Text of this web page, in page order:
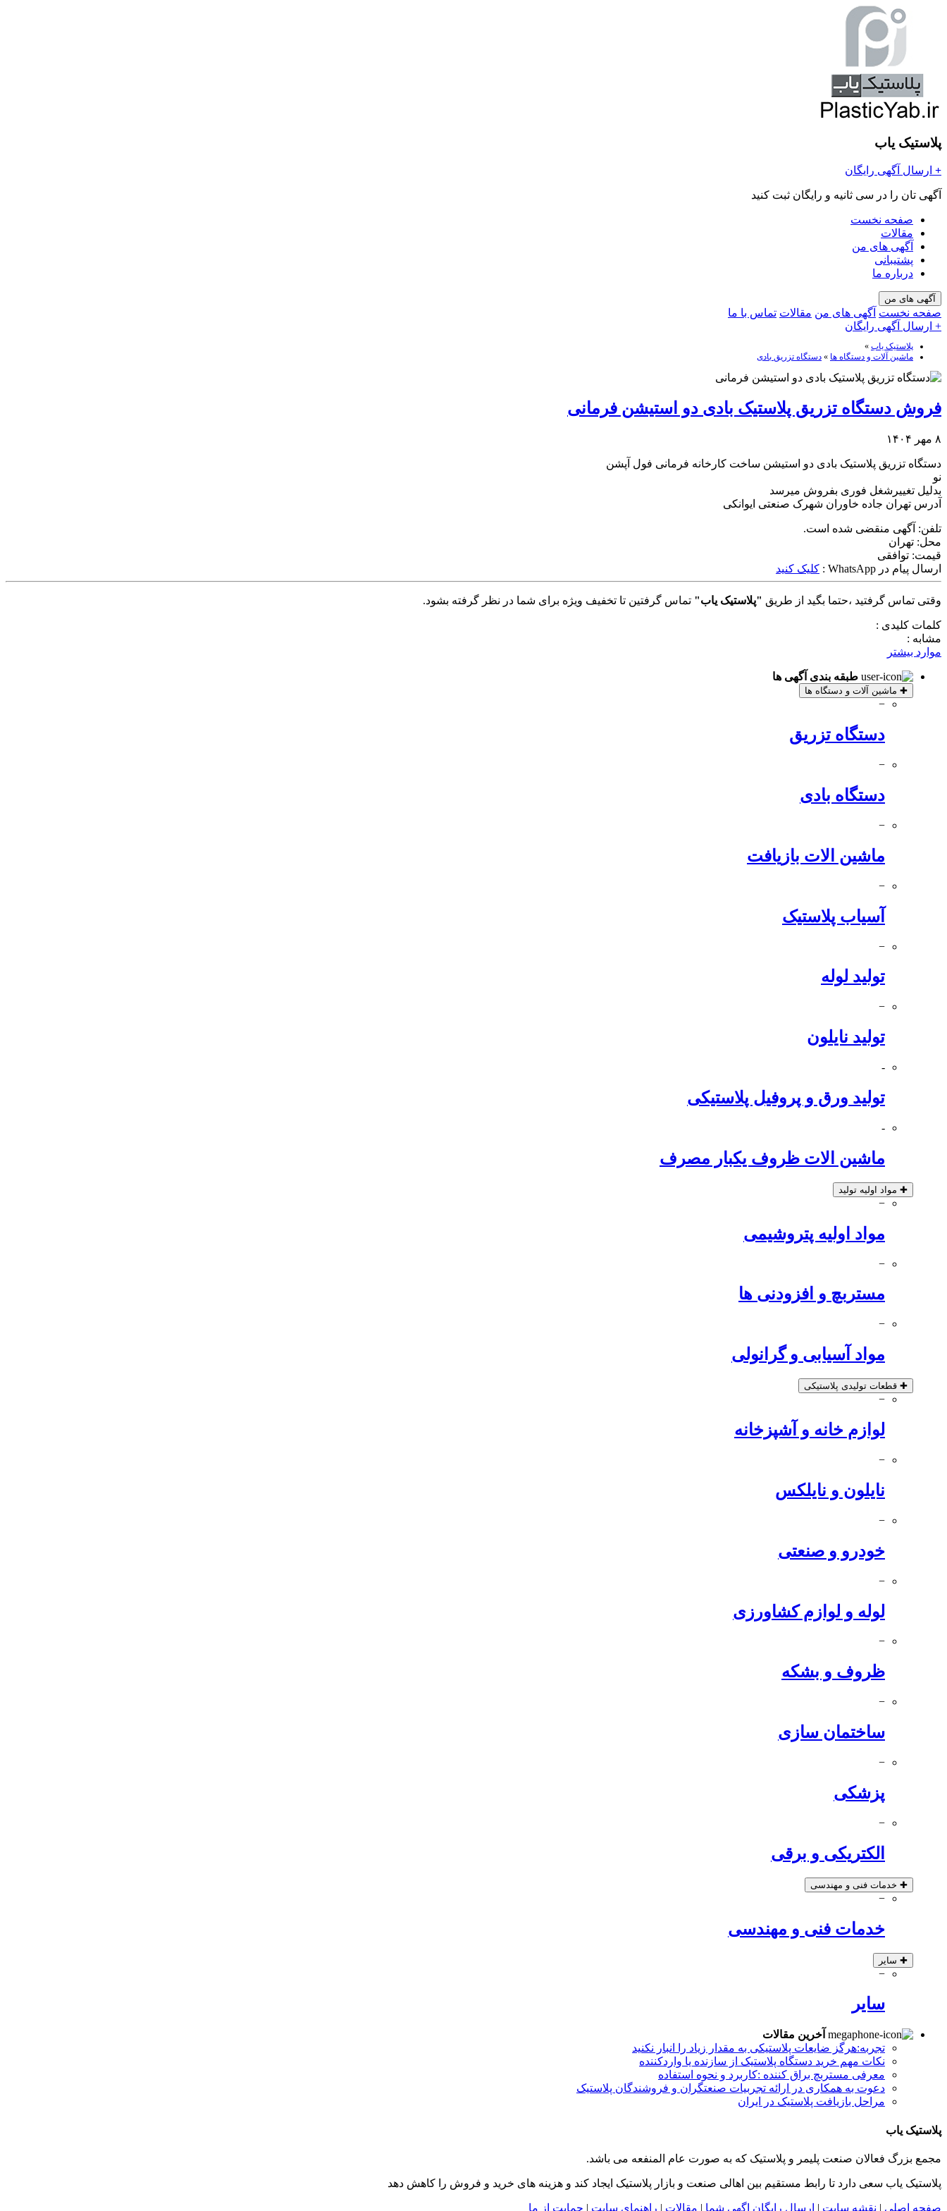
پلاستیک یاب
+ ارسال آگهی رایگان
آگهی تان را در سی ثانیه و رایگان ثبت کنید
صفحه نخست
مقالات
آگهی های من
پشتیبانی
درباره ما
آگهی های من
صفحه نخست آگهی های من مقالات تماس با ما
+ ارسال آگهی رایگان
پلاستیک یاب »
ماشین آلات و دستگاه ها » دستگاه تزریق بادی
فروش دستگاه تزریق پلاستیک بادی دو استیشن فرمانی
۸ مهر ۱۴۰۴
دستگاه تزریق پلاستیک بادی دو استیشن ساخت کارخانه فرمانی فول آپشن
نو
بدلیل تغییرشغل فوری بفروش میرسد
آدرس تهران جاده خاوران شهرک صنعتی ایوانکی
تلفن: آگهی منقضی شده است.
محل: تهران
قیمت: توافقی
ارسال پیام در WhatsApp :
کلیک کنید
وقتی تماس گرفتید ،حتما بگید از طریق "پلاستیک یاب" تماس گرفتین تا تخفیف ویژه برای شما در نظر گرفته بشود.
کلمات کلیدی :
مشابه :
موارد بیشتر
طبقه بندی آگهی ها
✚ ماشین آلات و دستگاه ها
−
دستگاه تزریق
−
دستگاه بادی
−
ماشین الات بازیافت
−
آسیاب پلاستیک
−
تولید لوله
−
تولید نایلون
-
تولید ورق و پروفیل پلاستیکی
-
ماشین الات ظروف یکبار مصرف
✚ مواد اولیه تولید
−
مواد اولیه پتروشیمی
−
مستربچ و افزودنی ها
−
مواد آسیابی و گرانولی
✚ قطعات تولیدی پلاستیکی
−
لوازم خانه و آشپزخانه
−
نایلون و نایلکس
−
خودرو و صنعتی
−
لوله و لوازم کشاورزی
−
ظروف و بشکه
−
ساختمان سازی
−
پزشکی
−
الکتریکی و برقی
✚ خدمات فنی و مهندسی
−
خدمات فنی و مهندسی
✚ سایر
−
سایر
آخرین مقالات
تجربه:هرگز ضایعات پلاستیکی به مقدار زیاد را انبار نکنید
نکات مهم خرید دستگاه پلاستیک از سازنده یا واردکننده
معرفی مستربچ براق کننده :کاربرد و نحوه استفاده
دعوت به همکاری در ارائه تجربیات صنعتگران و فروشندگان پلاستیک
مراحل بازیافت پلاستیک در ایران
پلاستیک یاب
مجمع بزرگ فعالان صنعت پلیمر و پلاستیک که به صورت عام المنفعه می باشد.
پلاستیک یاب سعی دارد تا رابط مستقیم بین اهالی صنعت و بازار پلاستیک ایجاد کند و هزینه های خرید و فروش را کاهش دهد
صفحه اصلی | نقشه سایت | ارسال رایگان اگهی شما | مقالات | راهنمای سایت | حمایت از ما